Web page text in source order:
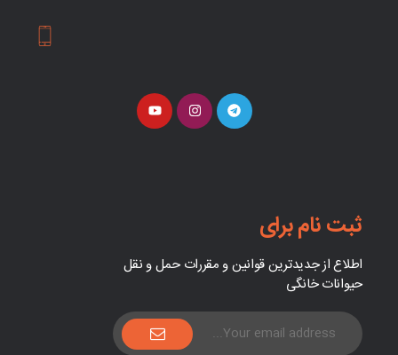
ثبت نام برای
اطلاع از جدیدترین قوانین و مقررات حمل و نقل
حیوانات خانگی